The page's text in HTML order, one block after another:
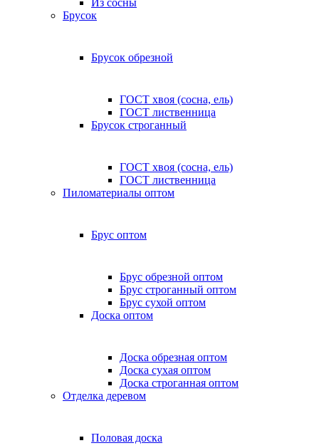
Из сосны
Брусок
Брусок обрезной
ГОСТ хвоя (сосна, ель)
ГОСТ лиственница
Брусок строганный
ГОСТ хвоя (сосна, ель)
ГОСТ лиственница
Пиломатериалы оптом
Брус оптом
Брус обрезной оптом
Брус строганный оптом
Брус сухой оптом
Доска оптом
Доска обрезная оптом
Доска сухая оптом
Доска строганная оптом
Отделка деревом
Половая доска